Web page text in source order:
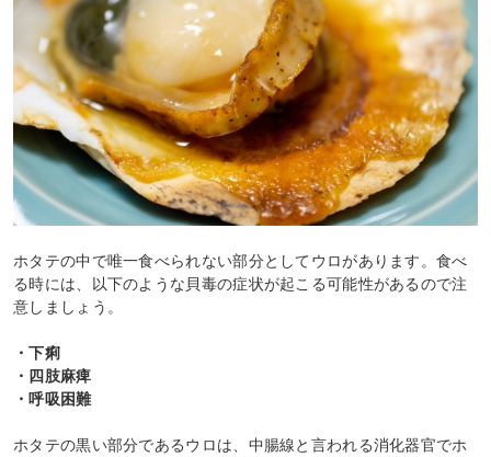
ホタテの中で唯一食べられない部分としてウロがあります。食べ
る時には、以下のような貝毒の症状が起こる可能性があるので注
意しましょう。
・下痢
・四肢麻痺
・呼吸困難
ホタテの黒い部分であるウロは、中腸線と言われる消化器官でホ